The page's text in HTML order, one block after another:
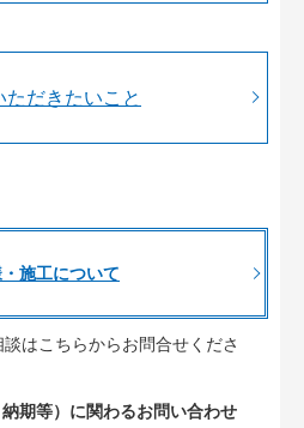
ただきたいこと
施工について
はこちらからお問合せくださ
期等）に関わるお問い合わせ